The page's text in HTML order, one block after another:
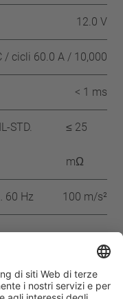
12.0 V
/ cicli 60.0 A / 10,000
< 1 ms
STD. ≤ 25
mΩ
60 Hz 100 m/s²